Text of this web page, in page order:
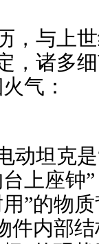
，与上
，诸多
气：
动坦克
上座钟
”的物
件内部